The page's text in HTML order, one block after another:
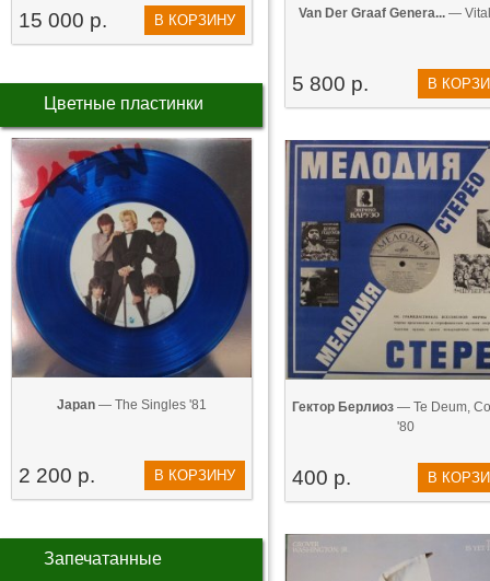
15 000 р. В КОРЗИНУ
Цветные пластинки
Japan — The Singles '81
2 200 р. В КОРЗИНУ
Запечатанные
Van Der Graaf Genera... —
5 800 р. В
Гектор Берлиоз— Te Deum,
'80
400 р. В